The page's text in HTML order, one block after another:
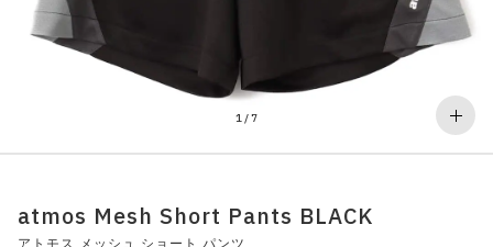
アディダス ピックアップ
ライフスタイルランニング
その他
すべてのウェア
すべてのバッグ
アディダス ピックアップ
ライフスタイルランニング
アンダーウェア
すべてのウェア
すべてのバッグ
1 /7
atmos Mesh Short Pants BLACK
アトモス メッシュ ショート パンツ